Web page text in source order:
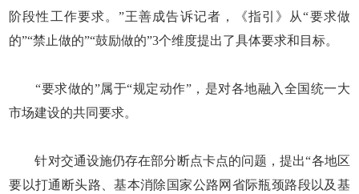
阶段性工作要求。”王善成告诉记者，《指引》从“要求做
的”“禁止做的”“鼓励做的”3个维度提出了具体要求和目标。
“要求做的”属于“规定动作”，是对各地融入全国统一大
市场建设的共同要求。
针对交通设施仍存在部分断点卡点的问题，提出“各地区
要以打通断头路、基本消除国家公路网省际瓶颈路段以及基